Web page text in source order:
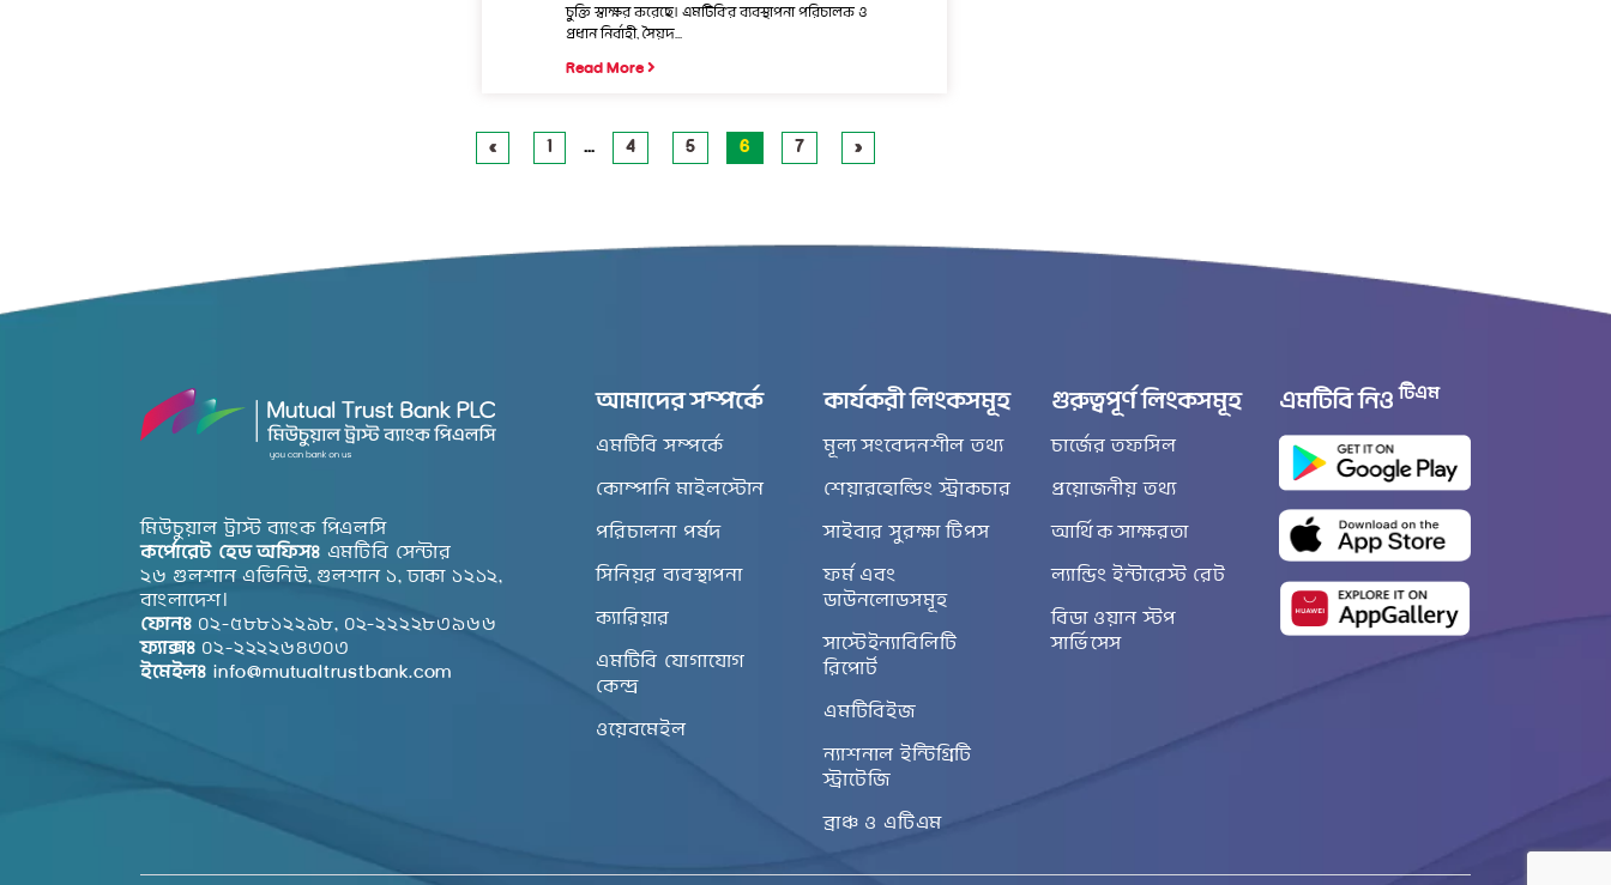
চুক্তি স্বাক্ষর করেছে। এমটিবি’র ব্যবস্থাপনা পরিচালক ও
প্রধান নির্বাহী, সৈয়দ...
Read More
« 1 … 4 5 6 7 »
মিউচুয়াল ট্রাস্ট ব্যাংক পিএলসি
কর্পোরেট হেড অফিসঃ এমটিবি সেন্টার
২৬ গুলশান এভিনিউ, গুলশান ১, ঢাকা ১২১২,
বাংলাদেশ।
ফোনঃ ০২-৫৮৮১২২৯৮, ০২-২২২২৮৩৯৬৬
ফ্যাক্সঃ ০২-২২২২৬৪৩০৩
ইমেইলঃ info@mutualtrustbank.com
আমাদের সম্পর্কে
এমটিবি সম্পর্কে
কোম্পানি মাইলস্টোন
পরিচালনা পর্ষদ
সিনিয়র ব্যবস্থাপনা
ক্যারিয়ার
এমটিবি যোগাযোগ
কেন্দ্র
ওয়েবমেইল
কার্যকরী লিংকসমূহ
মূল্য সংবেদনশীল তথ্য
শেয়ারহোল্ডিং স্ট্রাকচার
সাইবার সুরক্ষা টিপস
ফর্ম এবং
ডাউনলোডসমূহ
সাস্টেইন্যাবিলিটি
রিপোর্ট
এমটিবিইজ
ন্যাশনাল ইন্টিগ্রিটি
স্ট্রাটেজি
ব্রাঞ্চ ও এটিএম
গুরুত্বপূর্ণ লিংকসমূহ
চার্জের তফসিল
প্রয়োজনীয় তথ্য
আর্থিক সাক্ষরতা
ল্যান্ডিং ইন্টারেস্ট রেট
বিডা ওয়ান স্টপ
সার্ভিসেস
এমটিবি নিও টিএম